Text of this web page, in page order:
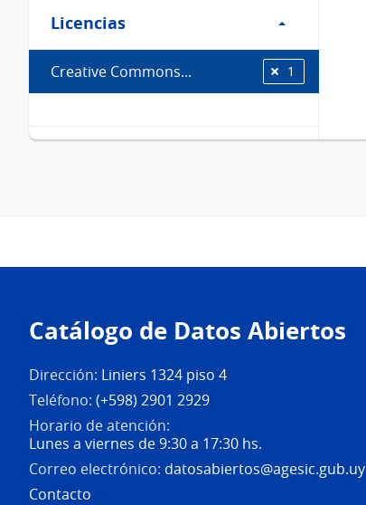
Licencias
Licencias
Creative Commons... 1
página
Catálogo de Datos Abiertos
Dirección: Liniers 1324 piso 4
Teléfono: (+598) 2901 2929
Horario de atención:
Lunes a viernes de 9:30 a 17:30 hs.
Correo electrónico: datosabiertos@agesic.gub.uy
Contacto